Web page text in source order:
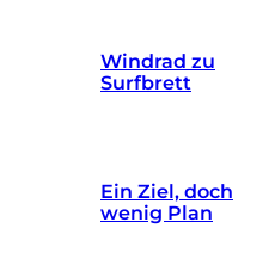
Windrad zu
Surfbrett
Ein Ziel, doch
wenig Plan